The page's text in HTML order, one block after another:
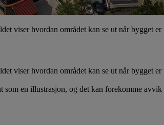
viser hvordan området kan se ut når bygget
viser hvordan området kan se ut når bygget
en illustrasjon, og det kan forekomme